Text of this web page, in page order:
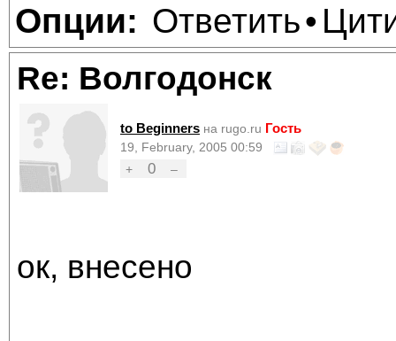
Опции: Ответить•
Re: Волгодонск
to Beginners на rugo.ru Гость
19, February, 2005 00:59
+
0 –
ок, внесено